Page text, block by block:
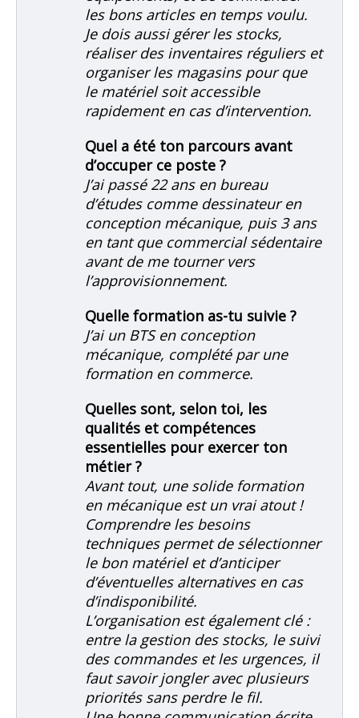
les bons articles en temps voulu.
Je dois aussi gérer les stocks,
réaliser des inventaires réguliers et
organiser les magasins pour que
le matériel soit accessible
rapidement en cas d’intervention.
Quel a été ton parcours avant
d’occuper ce poste ?
J’ai passé 22 ans en bureau
d’études comme dessinateur en
conception mécanique, puis 3 ans
en tant que commercial sédentaire
avant de me tourner vers
l’approvisionnement.
Quelle formation as-tu suivie ?
J’ai un BTS en conception
mécanique, complété par une
formation en commerce.
Quelles sont, selon toi, les
qualités et compétences
essentielles pour exercer ton
métier ?
Avant tout, une solide formation
en mécanique est un vrai atout !
Comprendre les besoins
techniques permet de sélectionner
le bon matériel et d’anticiper
d’éventuelles alternatives en cas
d’indisponibilité.
L’organisation est également clé :
entre la gestion des stocks, le suivi
des commandes et les urgences, il
faut savoir jongler avec plusieurs
priorités sans perdre le fil.